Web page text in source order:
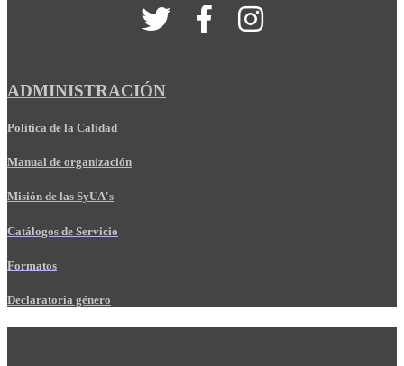
ADMINISTRACIÓN
Política de la Calidad
Manual de organización
Misión de las SyUA's
Catálogos de Servicio
Formatos
Declaratoria género